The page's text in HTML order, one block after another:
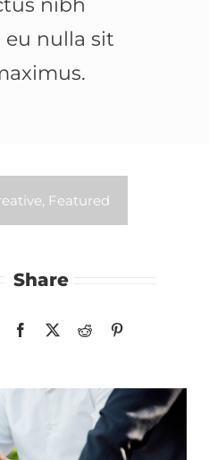
nulla sit
, Featured
Share